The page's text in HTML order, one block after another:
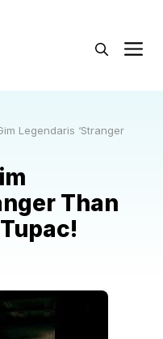
Legendaris ‘Stranger
Than